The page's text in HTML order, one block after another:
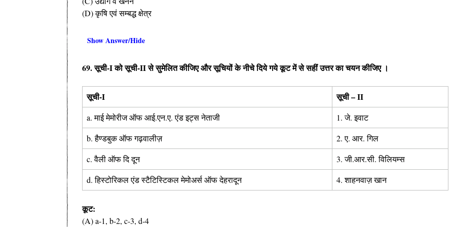
(D) कृषि एवं सम्बद्ध क्षेत्र
Show Answer/Hide
69. सूची-I को सूची-II से सुमेलित कीजिए और सूचियों के नीचे दिये गये कूट में से सहीं उत्तर का चयन कीजिए ।
सूची-I सूची – II
a. माई मेमोरीज ऑफ आई.एन.ए. एंड इट्स नेताजी
1. जे. इवाट
b. हैण्डबुक ऑफ गढ़वालीज़
2. ए. आर. गिल
c. वैली ऑफ दि दून
3. जी.आर.सी. विलियम्स
d. हिस्टोरिकल एंड स्टैटिस्टिकल मेमोअर्स ऑफ देहरादून
4. शाहनवाज़ खान
कूट:
(A) a-1, b-2, c-3, d-4